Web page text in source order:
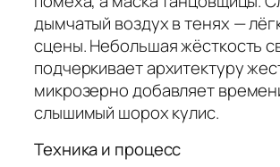
дымчатый воздух в тенях —
сцены. Небольшая жёсткость
подчеркивает архитектуру
микрозерно добавляет
слышимый шорох кулис.
Техника и процесс